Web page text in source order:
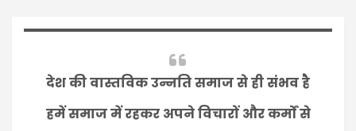
देश की वास्तविक उन्नति समाज से ही संभव है
हमें समाज में रहकर अपने विचारों और कर्मों से